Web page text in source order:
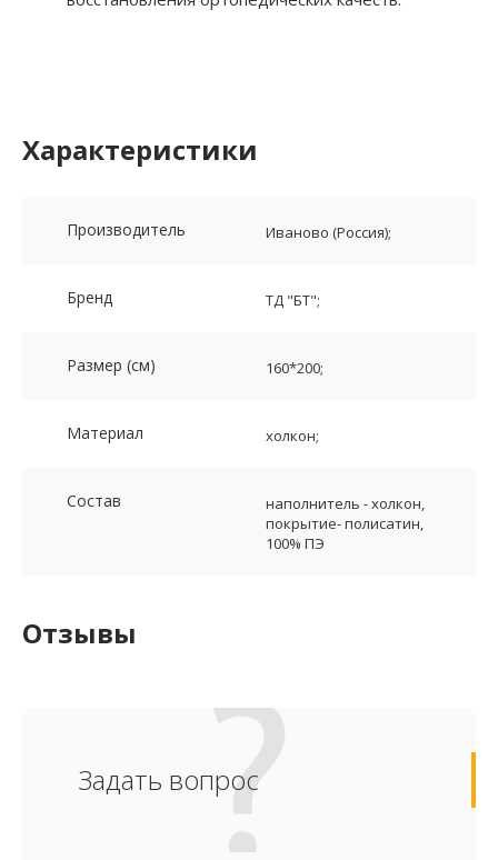
Характеристики
Производитель Иваново (Россия);
Бренд ТД "БТ";
Размер (см) 160*200;
Материал холкон;
Состав
наполнитель - холкон,
покрытие- полисатин,
100% ПЭ
Отзывы
Задать вопрос